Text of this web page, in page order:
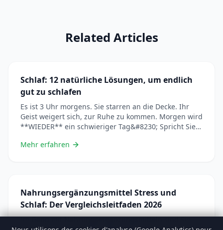
Related Articles
Schlaf: 12 natürliche Lösungen, um endlich
gut zu schlafen
Es ist 3 Uhr morgens. Sie starren an die Decke. Ihr
Geist weigert sich, zur Ruhe zu kommen. Morgen wird
**WIEDER** ein schwieriger Tag&#8230; Spricht Sie
3 Personen unter Schlafstörungen. Und die Folgen
Mehr erfahren
Nahrungsergänzungsmittel Stress und
Schlaf: Der Vergleichsleitfaden 2026
Im Gang mit Nahrungsergänzungsmitteln sind Sie